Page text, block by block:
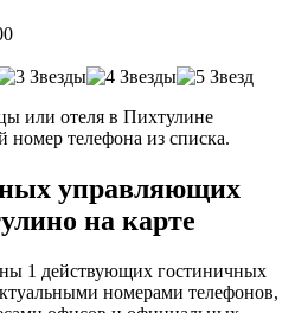
или отеля в Пихтулине
номер телефона из списка.
управляющих
на карте
1 действующих гостиничных
номерами телефонов,